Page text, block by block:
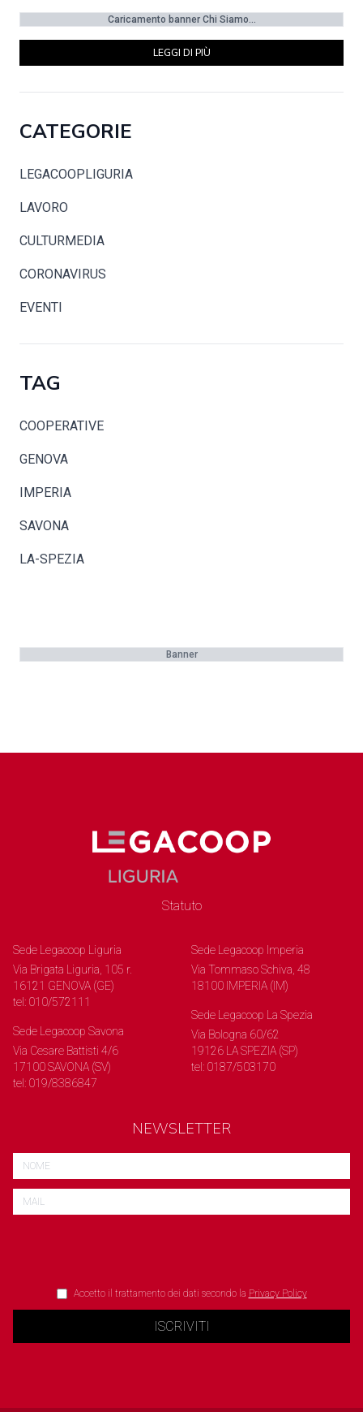
Caricamento banner Chi Siamo...
LEGGI DI PIÙ
CATEGORIE
LEGACOOPLIGURIA
LAVORO
CULTURMEDIA
CORONAVIRUS
EVENTI
TAG
COOPERATIVE
GENOVA
IMPERIA
SAVONA
LA-SPEZIA
Banner
Statuto
Sede Legacoop Liguria
Via Brigata Liguria, 105 r.
16121 GENOVA (GE)
tel: 010/572111
Sede Legacoop Savona
Via Cesare Battisti 4/6
17100 SAVONA (SV)
tel: 019/8386847
Sede Legacoop Imperia
Via Tommaso Schiva, 48
18100 IMPERIA (IM)
Sede Legacoop La Spezia
Via Bologna 60/62
19126 LA SPEZIA (SP)
tel: 0187/503170
NEWSLETTER
Accetto il trattamento dei dati secondo la Privacy Policy
ISCRIVITI